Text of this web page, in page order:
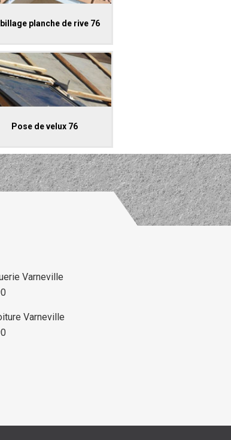
planche de rive 76
Pose de velux 76
Varneville
Varneville